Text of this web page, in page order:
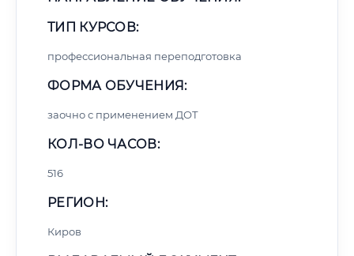
ТИП КУРСОВ:
профессиональная переподготовка
ФОРМА ОБУЧЕНИЯ:
заочно с применением ДОТ
КОЛ-ВО ЧАСОВ:
516
РЕГИОН:
Киров